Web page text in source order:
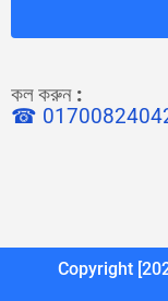
কল করুন:
☎
Copyright